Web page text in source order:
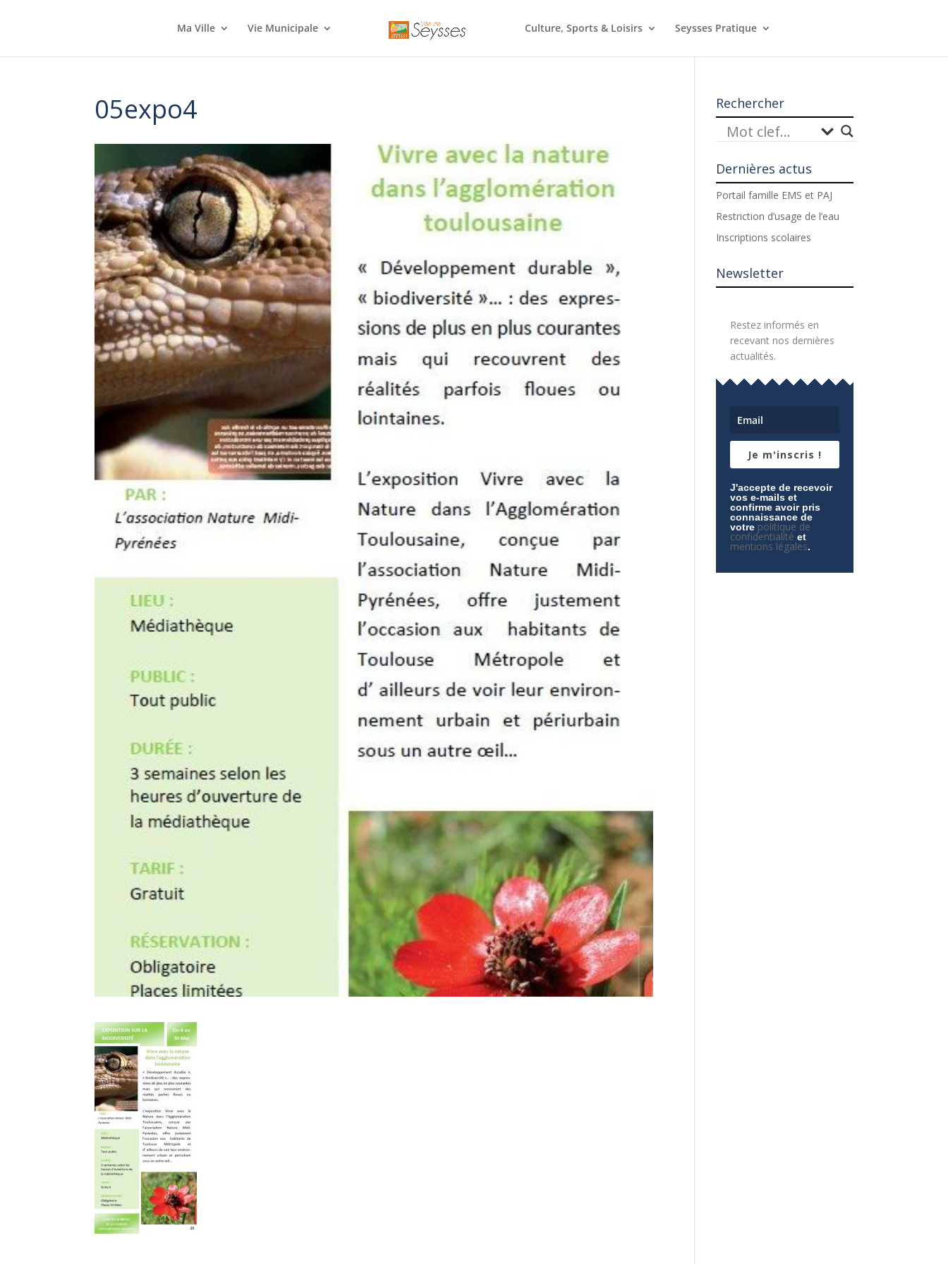
Ma Ville Vie Municipale Culture, Sports & Loisirs Seysses Pratique
05expo4 Rechercher
Dernières actus
Portail famille EMS et PAJ
Restriction d’usage de l’eau
Inscriptions scolaires
Newsletter
Restez informés en
recevant nos dernières
actualités.
Je m'inscris !
J'accepte de recevoir
vos e-mails et
confirme avoir pris
connaissance de
votre politique de
confidentialité et
mentions légales.